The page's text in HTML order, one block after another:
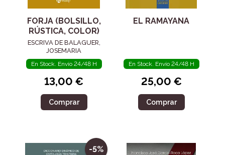
FORJA (BOLSILLO,
RÚSTICA, COLOR)
ESCRIVA DE BALAGUER,
JOSEMARIA
En Stock. Envío 24/48 H
13,00 €
Comprar
EL RAMAYANA
En Stock. Envío 24/48 H
25,00 €
Comprar
-5%